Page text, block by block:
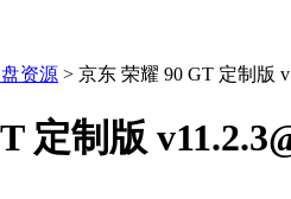
资源 > 京东 荣耀 90 GT 定制版
定制版